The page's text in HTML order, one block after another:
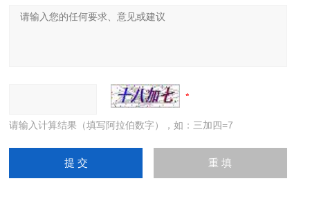
请输入计算结果（填写阿拉伯数字），如：三加四=7